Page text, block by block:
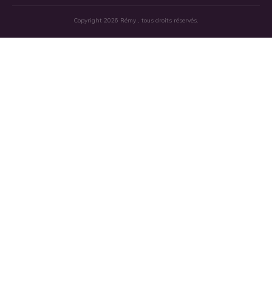
Copyright 2026 Rémy , tous droits réservés.